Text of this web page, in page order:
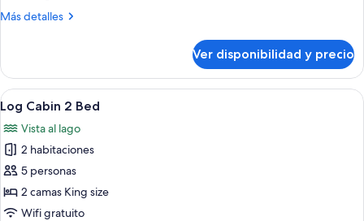
Bed
Más detalles
Más
Cabin
Bed
Ver disponibilidad y precio
Ver
todas
las
fotos
de
Log
Cabin
3
Log Cabin 2 Bed
Vista al lago
2 habitaciones
5 personas
2 camas King size
Wifi gratuito